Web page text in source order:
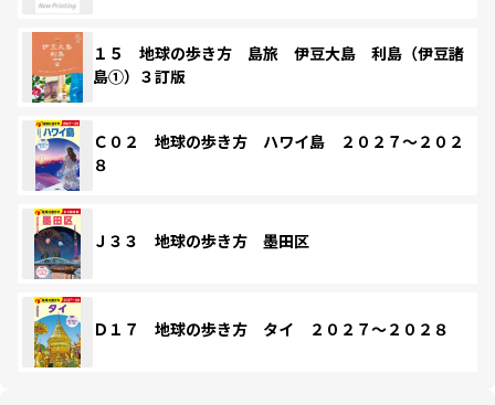
１５ 地球の歩き方 島旅 伊豆大島 利島（伊豆諸
島①）３訂版
Ｃ０２ 地球の歩き方 ハワイ島 ２０２７～２０２
８
Ｊ３３ 地球の歩き方 墨田区
Ｄ１７ 地球の歩き方 タイ ２０２７～２０２８